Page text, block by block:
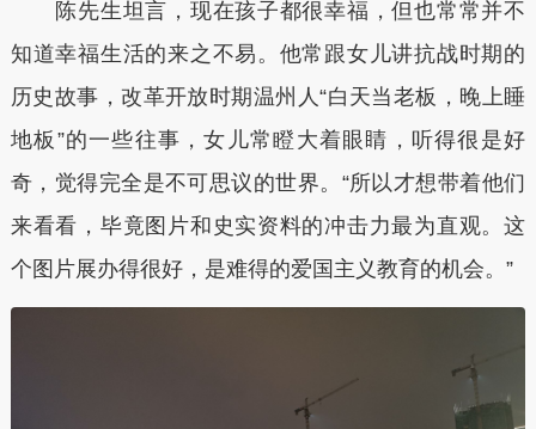
陈先生坦言，现在孩子都很幸福，但也常常并不
知道幸福生活的来之不易。他常跟女儿讲抗战时期的
历史故事，改革开放时期温州人“白天当老板，晚上睡
地板”的一些往事，女儿常瞪大着眼睛，听得很是好
奇，觉得完全是不可思议的世界。“所以才想带着他们
来看看，毕竟图片和史实资料的冲击力最为直观。这
个图片展办得很好，是难得的爱国主义教育的机会。”